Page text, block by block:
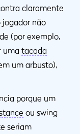
claramente
jogador não
(por exemplo,
uma tacada
um arbusto),
porque um
ou swing
seriam